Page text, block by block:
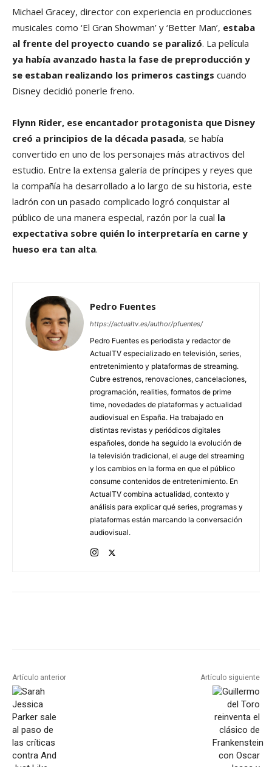
Michael Gracey, director con experiencia en producciones
musicales como ‘El Gran Showman’ y ‘Better Man’, estaba
al frente del proyecto cuando se paralizó. La película
ya había avanzado hasta la fase de preproducción y
se estaban realizando los primeros castings cuando
Disney decidió ponerle freno.
Flynn Rider, ese encantador protagonista que Disney
creó a principios de la década pasada, se había
convertido en uno de los personajes más atractivos del
estudio. Entre la extensa galería de príncipes y reyes que
la compañía ha desarrollado a lo largo de su historia, este
ladrón con un pasado complicado logró conquistar al
público de una manera especial, razón por la cual la
expectativa sobre quién lo interpretaría en carne y
hueso era tan alta.
Pedro Fuentes
https://actualtv.es/author/pfuentes/
Pedro Fuentes es periodista y redactor de
ActualTV especializado en televisión, series,
entretenimiento y plataformas de streaming.
Cubre estrenos, renovaciones, cancelaciones,
programación, realities, formatos de prime
time, novedades de plataformas y actualidad
audiovisual en España. Ha trabajado en
distintas revistas y periódicos digitales
españoles, donde ha seguido la evolución de
la televisión tradicional, el auge del streaming
y los cambios en la forma en que el público
consume contenidos de entretenimiento. En
ActualTV combina actualidad, contexto y
análisis para explicar qué series, programas y
plataformas están marcando la conversación
audiovisual.
Artículo anterior Artículo siguiente